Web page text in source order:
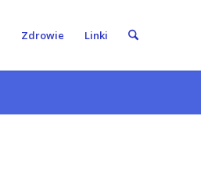
Zdrowie Linki